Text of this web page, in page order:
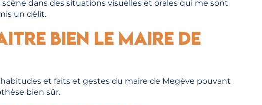
dans des situations visuelles et orales qui me sont
un délit.
bien le maire de
et faits et gestes du maire de Megève pouvant
bien sûr.